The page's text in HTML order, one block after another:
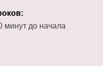
минут до начала